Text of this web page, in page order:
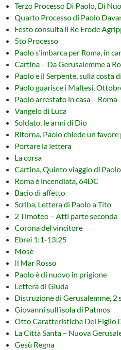
Terzo Processo Di Paolo, Di
Quarto Processo di Paolo
Festo consulta il Re Erode
5to Processo
Paolo s’imbarca per Roma, in
Cartina – Da Gerusalemme a
Paolo e il Serpente, sulla costa
Paolo guarisce i Maltesi,
Paolo arrestato in casa – Roma
Vangelo di Luca
Soldato, le armi di Dio
Ritorna, Paolo chiede un
Portare la lettera
La corsa
Cartina, Quinto viaggio di
Roma è incendiata, 64DC
Bacio di affetto
Scriba, Lettera di Paolo a Tito
2 Timoteo – Atti parte seconda
Corona del vincitore
Ebrei 1:1-13:25
Mosè
Il Mar Rosso
Paolo è di nuovo in prigione
Lettera di Giuda
Distruzione di Gerusalemme, 2
Giovanni sull’isola di Patmos
Otto Caratteristiche Del Figlio
La Città Santa – Nuova
Gesù Regna